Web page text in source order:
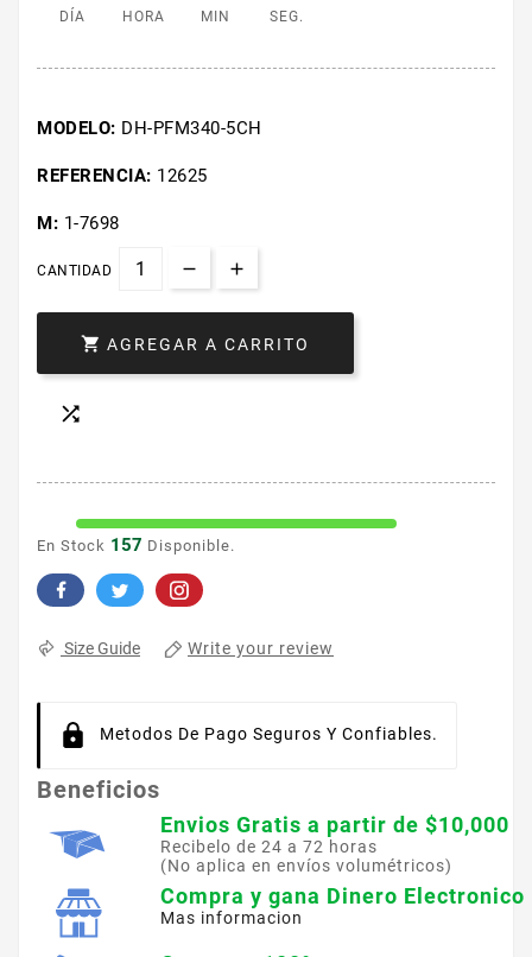
DÍA HORA MIN SEG.
MODELO: DH-PFM340-5CH
REFERENCIA: 12625
M: 1-7698
CANTIDAD
 AGREGAR A CARRITO

En Stock 157 Disponible.
Size Guide Write your review
Metodos De Pago Seguros Y Confiables.
Beneficios
Envios Gratis a partir de $10,000
Recibelo de 24 a 72 horas
(No aplica en envíos volumétricos)
Compra y gana Dinero Electronico
Mas informacion